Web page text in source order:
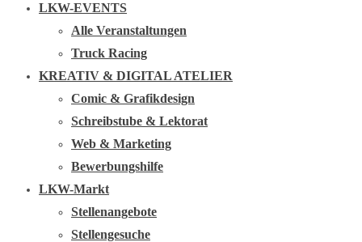
LKW-EVENTS
Alle Veranstaltungen
Truck Racing
KREATIV & DIGITAL ATELIER
Comic & Grafikdesign
Schreibstube & Lektorat
Web & Marketing
Bewerbungshilfe
LKW-Markt
Stellenangebote
Stellengesuche